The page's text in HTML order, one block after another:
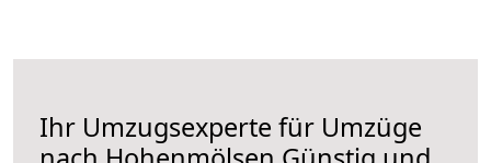
Ihr Umzugsexperte für Umzüge